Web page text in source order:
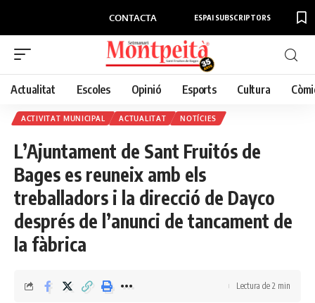
CONTACTA ESPAI SUBSCRIPTORS
Actualitat Escoles Opinió Esports Cultura
ACTIVITAT MUNICIPAL ACTUALITAT NOTÍCIES
L’Ajuntament de Sant Fruitós de
Bages es reuneix amb els
treballadors i la direcció de Dayco
després de l’anunci de tancament de
la fàbrica
Lectura de 2 min